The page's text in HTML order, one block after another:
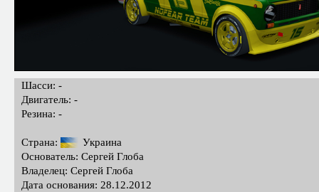
Шасси: -
Двигатель: -
Резина: -
Страна:
Украина
Основатель: Сергей Глоба
Владелец: Сергей Глоба
Дата основания: 28.12.2012